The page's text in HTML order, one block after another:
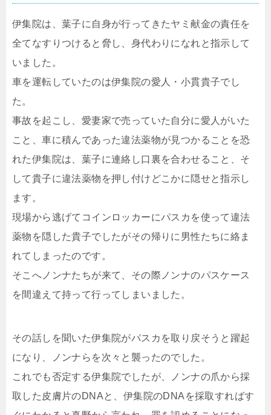
伊集院は、葉子に自身が行ってきたヤミ献金の責任を
全てなすりつけると脅し、身代わりになれと指示して
いました。
車を運転していたのは伊集院の愛人・小貫貴子でし
た。
事故を起こし、愛妻家で売っていた自分に愛人がいた
こと、車に積んであった違法薬物が見つかることを恐
れた伊集院は、葉子に連絡し口裏を合わせること、そ
して貴子に違法薬物を押し付けどこかに隠せと指示し
ます。
現場から逃げてコインロッカーにパスカを使って違法
薬物を隠した貴子でしたがその帰りに男性たちに絡ま
れてしまったのです。
そこへノンナたちが来て、その際ノンナのパスケース
を間違えて持って行ってしまいました。
その話しを聞いた伊集院がパスカを取り戻そうと躍起
になり、ノンナらを次々と襲ったのでした。
これでも否定する伊集院でしたが、ノンナの爪から採
取した皮膚片のDNAと、伊集院のDNAを採取すればす